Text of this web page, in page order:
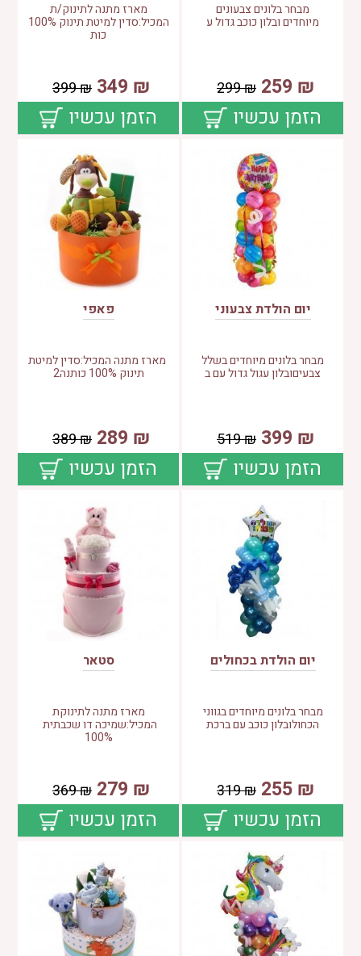
מבחר בלונים צבעונים
מיוחדים ובלון כוכב גדול ע
₪
259
₪
299
הזמן עכשיו
מארז מתנה לתינוק/ת
המכיל:סדין למיטת תינוק 100%
כות
₪
349
₪
399
הזמן עכשיו
יום הולדת צבעוני
מבחר בלונים מיוחדים בשלל
צבעיםובלון עגול גדול עם ב
₪
399
₪
519
הזמן עכשיו
פאפי
מארז מתנה המכיל:סדין למיטת
תינוק 100% כותנה2
₪
289
₪
389
הזמן עכשיו
יום הולדת בכחולים
מבחר בלונים מיוחדים בגווני
הכחולובלון כוכב עם ברכת
₪
255
₪
319
הזמן עכשיו
סטאר
מארז מתנה לתינוקת
המכיל:שמיכה דו שכבתית
100%
₪
279
₪
369
הזמן עכשיו